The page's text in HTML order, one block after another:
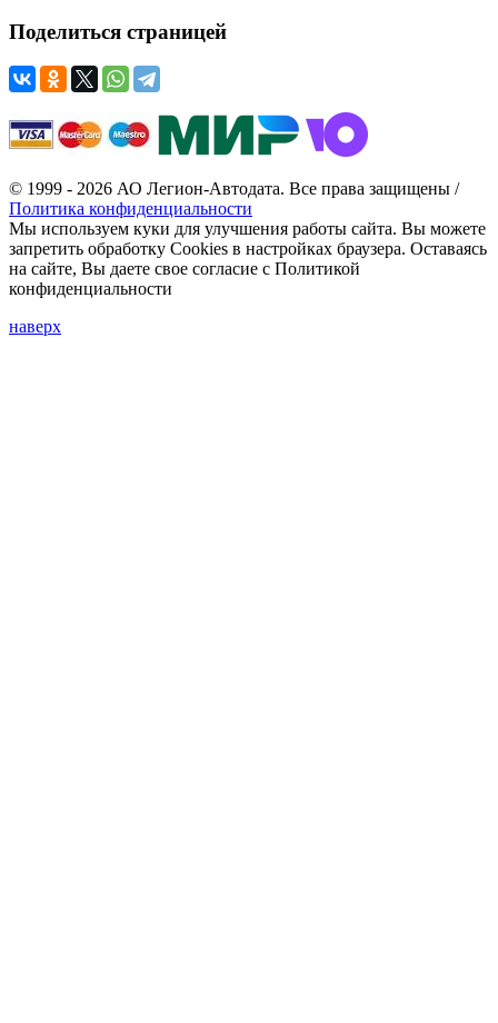
Поделиться страницей
© 1999 - 2026 АО Легион-Автодата. Все права защищены /
Политика конфиденциальности
Мы используем куки для улучшения работы сайта. Вы можете
запретить обработку Cookies в настройках браузера. Оставаясь
на сайте, Вы даете свое согласие с Политикой
конфиденциальности
наверх